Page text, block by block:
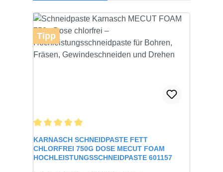
Tipp
KARNASCH SCHNEIDPASTE FETT
CHLORFREI 750G DOSE MECUT FOAM
HOCHLEISTUNGSSCHNEIDPASTE 601157